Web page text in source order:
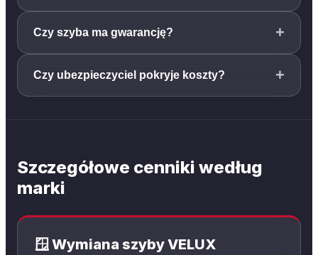
Czy szyba ma gwarancję? +
Czy ubezpieczyciel pokryje koszty? +
Szczegółowe cenniki według
marki
🪟 Wymiana szyby VELUX